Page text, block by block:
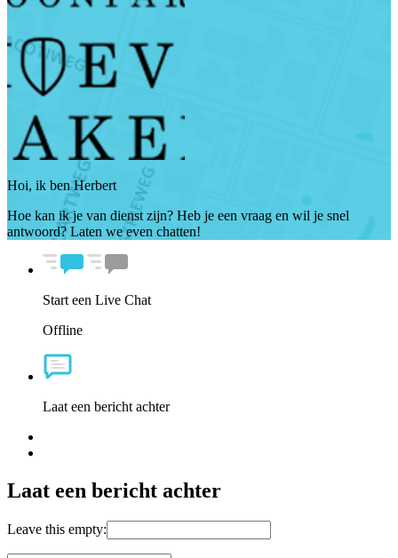
Hoi, ik ben Herbert
Hoe kan ik je van dienst zijn? Heb je een vraag en wil je snel
antwoord? Laten we even chatten!
Start een Live Chat
Offline
Laat een bericht achter
Laat een bericht achter
Leave this empty: